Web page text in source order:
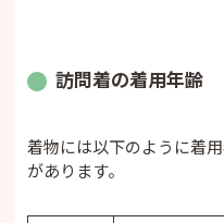
訪問着の着用年齢
着物には以下のように着
があります。